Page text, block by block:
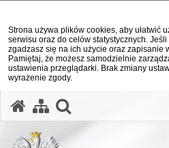
Strona używa plików cookies, aby ułatwić
serwisu oraz do celów statystycznych.
zgadzasz się na ich użycie oraz zapisanie
Pamiętaj, że możesz samodzielnie
ustawienia przeglądarki. Brak zmiany
wyrażenie zgody.